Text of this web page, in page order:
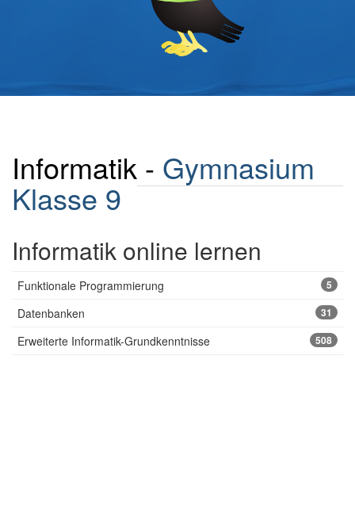
Informatik - Gymnasium
Klasse 9
Informatik online lernen
Funktionale Programmierung 5
Datenbanken 31
Erweiterte Informatik-Grundkenntnisse 508